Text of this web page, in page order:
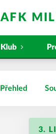
AFK
Klub
Přehled
3.